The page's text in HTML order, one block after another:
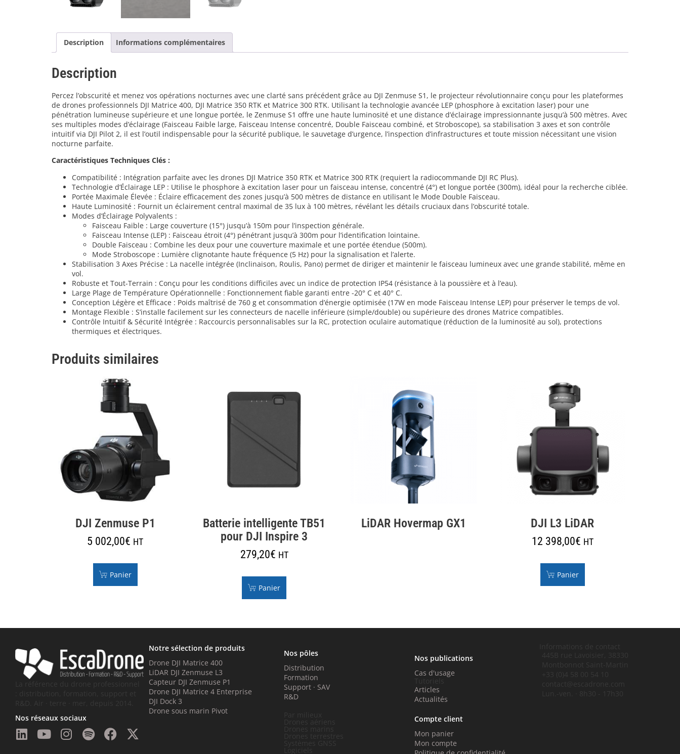
Description Informations complémentaires
Description
Percez l’obscurité et menez vos opérations nocturnes avec une clarté sans précédent grâce au DJI Zenmuse S1, le projecteur révolutionnaire conçu pour les plateformes
de drones professionnels DJI Matrice 400, DJI Matrice 350 RTK et Matrice 300 RTK. Utilisant la technologie avancée LEP (phosphore à excitation laser) pour une
pénétration lumineuse supérieure et une longue portée, le Zenmuse S1 offre une haute luminosité et une distance d’éclairage impressionnante jusqu’à 500 mètres. Avec
ses multiples modes d’éclairage (Faisceau Faible large, Faisceau Intense concentré, Double Faisceau combiné, et Stroboscope), sa stabilisation 3 axes et son contrôle
intuitif via DJI Pilot 2, il est l’outil indispensable pour la sécurité publique, le sauvetage d’urgence, l’inspection d’infrastructures et toute mission nécessitant une vision
nocturne parfaite.
Caractéristiques Techniques Clés :
Compatibilité : Intégration parfaite avec les drones DJI Matrice 350 RTK et Matrice 300 RTK (requiert la radiocommande DJI RC Plus).
Technologie d’Éclairage LEP : Utilise le phosphore à excitation laser pour un faisceau intense, concentré (4°) et longue portée (300m), idéal pour la recherche ciblée.
Portée Maximale Élevée : Éclaire efficacement des zones jusqu’à 500 mètres de distance en utilisant le Mode Double Faisceau.
Haute Luminosité : Fournit un éclairement central maximal de 35 lux à 100 mètres, révélant les détails cruciaux dans l’obscurité totale.
Modes d’Éclairage Polyvalents :
Faisceau Faible : Large couverture (15°) jusqu’à 150m pour l’inspection générale.
Faisceau Intense (LEP) : Faisceau étroit (4°) pénétrant jusqu’à 300m pour l’identification lointaine.
Double Faisceau : Combine les deux pour une couverture maximale et une portée étendue (500m).
Mode Stroboscope : Lumière clignotante haute fréquence (5 Hz) pour la signalisation et l’alerte.
Stabilisation 3 Axes Précise : La nacelle intégrée (Inclinaison, Roulis, Pano) permet de diriger et maintenir le faisceau lumineux avec une grande stabilité, même en
vol.
Robuste et Tout-Terrain : Conçu pour les conditions difficiles avec un indice de protection IP54 (résistance à la poussière et à l’eau).
Large Plage de Température Opérationnelle : Fonctionnement fiable garanti entre -20° C et 40° C.
Conception Légère et Efficace : Poids maîtrisé de 760 g et consommation d’énergie optimisée (17W en mode Faisceau Intense LEP) pour préserver le temps de vol.
Montage Flexible : S’installe facilement sur les connecteurs de nacelle inférieure (simple/double) ou supérieure des drones Matrice compatibles.
Contrôle Intuitif & Sécurité Intégrée : Raccourcis personnalisables sur la RC, protection oculaire automatique (réduction de la luminosité au sol), protections
thermiques et électriques.
Produits similaires
DJI Zenmuse P1
5 002,00€ HT
Panier
Batterie intelligente TB51
pour DJI Inspire 3
279,20€ HT
Panier
LiDAR Hovermap GX1 DJI L3 LiDAR
12 398,00€ HT
Panier
R&D. Air · terre · mer, depuis 2014.
Nos réseaux sociaux
Notre sélection de produits
Drone DJI Matrice 400
LiDAR DJI Zenmuse L3
Capteur DJI Zenmuse P1
Drone DJI Matrice 4 Enterprise
DJI Dock 3
Drone sous marin Pivot
Nos pôles
Distribution
Formation
Support · SAV
R&D
Systèmes GNSS
Nos publications
Cas d'usage
Articles
Actualités
Compte client
Mon panier
Mon compte
445B rue Lavoisier, 38330
+33 (0)4 58 00 54 10
Lun.-ven. · 8h30 - 17h30